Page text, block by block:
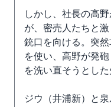
しかし、社長の高
が、密売人たちと
銃口を向ける。突
を使い、高野が発
を洗い直そうとし
ジウ（井浦新）と